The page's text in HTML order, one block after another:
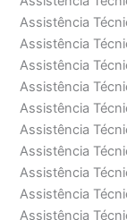
Assistência
Assistência
Assistência
Assistência
Assistência
Assistência
Assistência
Assistência
Assistência
Assistência